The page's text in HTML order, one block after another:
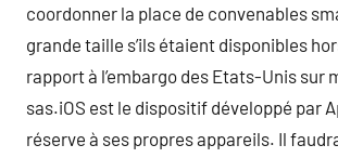
coordonner la place de convenables
grande taille s’ils étaient disponibles
rapport à l’embargo des Etats-Unis sur
sas.iOS est le dispositif développé par
réserve à ses propres appareils. Il